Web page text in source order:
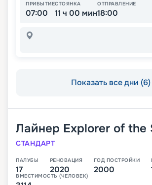
ПРИБЫТИЕ
07:00
СТОЯНКА
11 ч 00 мин
ОТПРАВЛЕНИЕ
18:00
Показать все дни (6)
Лайнер Explorer of the
СТАНДАРТ
ПАЛУБЫ
17
РЕНОВАЦИЯ
2020
ГОД ПОСТРОЙКИ
2000
ВМЕСТИМОСТЬ (ЧЕЛОВЕК)